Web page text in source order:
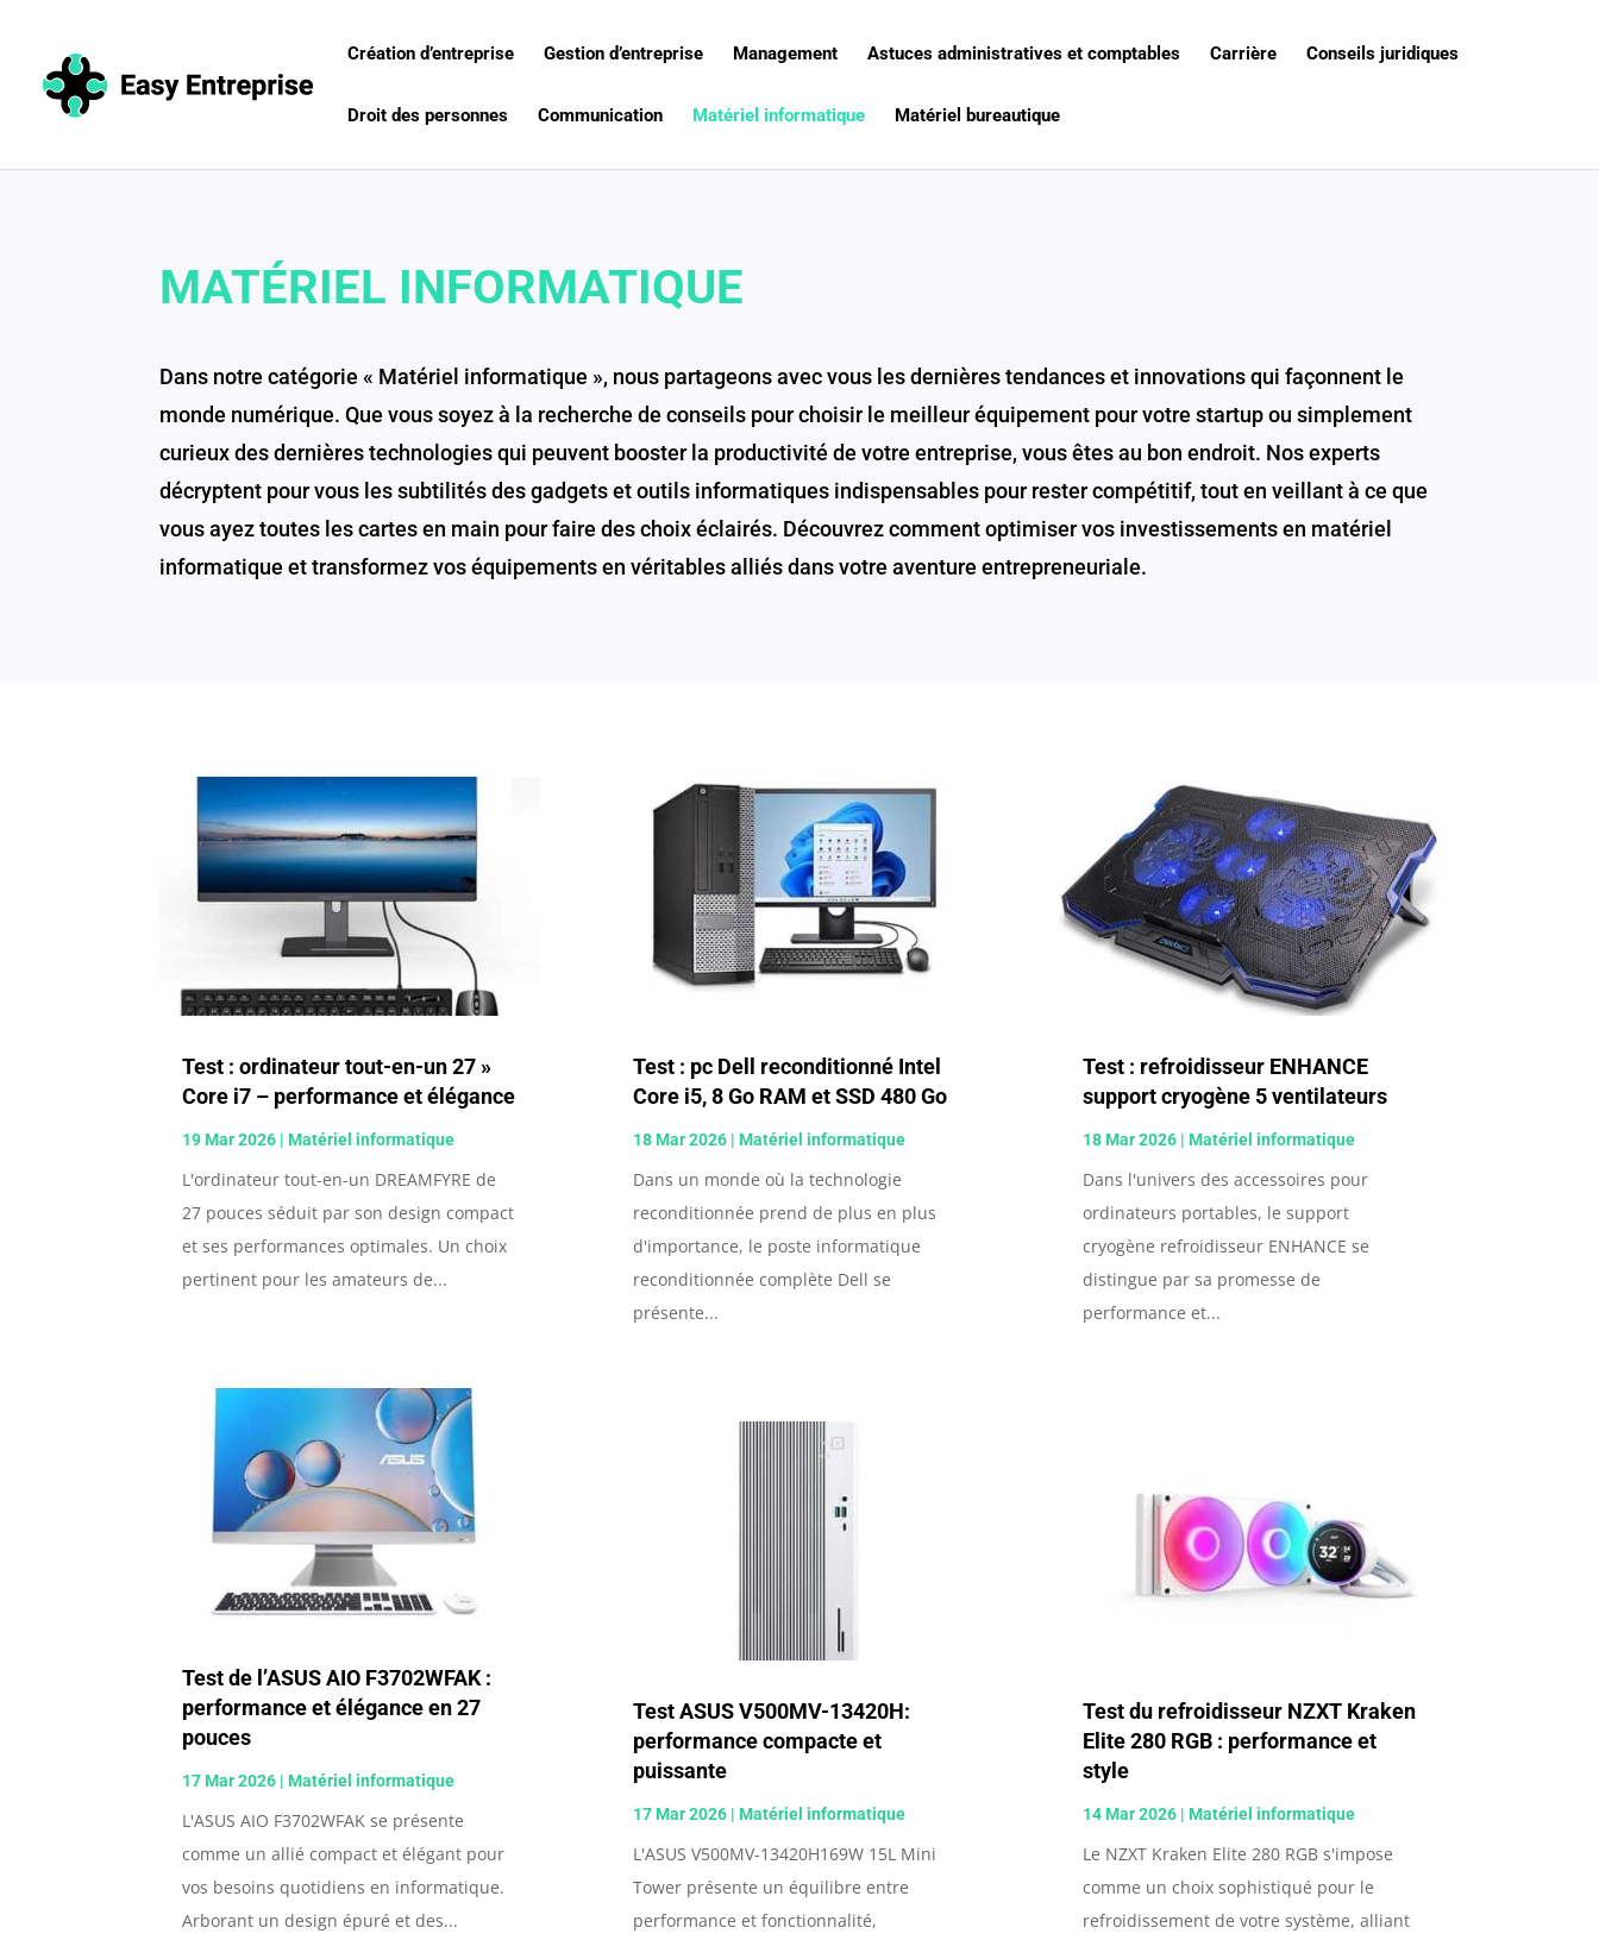
Création d’entreprise Gestion d’entreprise Management Astuces administratives et comptables Carrière Conseils juridiques
Droit des personnes Communication Matériel informatique Matériel bureautique
MATÉRIEL INFORMATIQUE
Dans notre catégorie « Matériel informatique », nous partageons avec vous les dernières tendances et innovations qui façonnent le
monde numérique. Que vous soyez à la recherche de conseils pour choisir le meilleur équipement pour votre startup ou simplement
curieux des dernières technologies qui peuvent booster la productivité de votre entreprise, vous êtes au bon endroit. Nos experts
décryptent pour vous les subtilités des gadgets et outils informatiques indispensables pour rester compétitif, tout en veillant à ce que
vous ayez toutes les cartes en main pour faire des choix éclairés. Découvrez comment optimiser vos investissements en matériel
informatique et transformez vos équipements en véritables alliés dans votre aventure entrepreneuriale.
Test : ordinateur tout-en-un 27 »
Core i7 – performance et élégance
19 Mar 2026 | Matériel informatique
L'ordinateur tout-en-un DREAMFYRE de
27 pouces séduit par son design compact
et ses performances optimales. Un choix
pertinent pour les amateurs de...
Test de l’ASUS AIO F3702WFAK :
performance et élégance en 27
pouces
17 Mar 2026 | Matériel informatique
L'ASUS AIO F3702WFAK se présente
comme un allié compact et élégant pour
vos besoins quotidiens en informatique.
Arborant un design épuré et des...
Test : pc Dell reconditionné Intel
Core i5, 8 Go RAM et SSD 480 Go
18 Mar 2026| Matériel informatique
Dans un monde où la technologie
reconditionnée prend de plus en plus
d'importance, le poste informatique
reconditionnée complète Dell se
présente...
Test ASUS V500MV-13420H:
performance compacte et
puissante
17 Mar 2026| Matériel informatique
L'ASUS V500MV-13420H169W 15L Mini
Tower présente un équilibre entre
performance et fonctionnalité,
Test : refroidisseur ENHANCE
support cryogène 5 ventilateurs
18 Mar 2026| Matériel informatique
Dans l'univers des accessoires pour
ordinateurs portables, le support
cryogène refroidisseur ENHANCE se
distingue par sa promesse de
performance et...
Test du refroidisseur NZXT Kraken
Elite 280 RGB : performance et
style
14 Mar 2026| Matériel informatique
Le NZXT Kraken Elite 280 RGB s'impose
comme un choix sophistiqué pour le
refroidissement de votre système, alliant